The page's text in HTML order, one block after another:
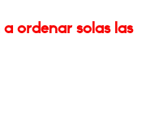
ordenar solas las